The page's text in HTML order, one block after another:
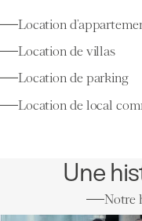
Location
Location de villas
Location de parking
Location de local
Une
Notre